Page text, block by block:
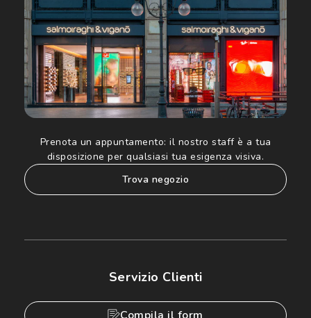
Prenota un appuntamento: il nostro staff è a tua
disposizione per qualsiasi tua esigenza visiva.
trova negozio
Servizio Clienti
Compila il form